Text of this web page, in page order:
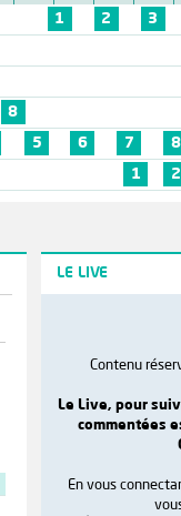
1 2 3
8
5 6 7
8
1
2
LE LIVE
Contenu
Le Live, pour
commentées
En vous